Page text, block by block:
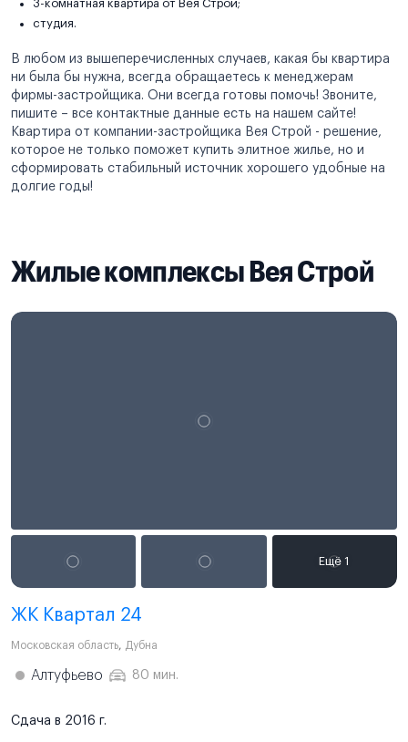
3-комнатная квартира от Вея Строй;
студия.
В любом из вышеперечисленных случаев, какая бы квартира
ни была бы нужна, всегда обращаетесь к менеджерам
фирмы-застройщика. Они всегда готовы помочь! Звоните,
пишите – все контактные данные есть на нашем сайте!
Квартира от компании-застройщика Вея Строй - решение,
которое не только поможет купить элитное жилье, но и
сформировать стабильный источник хорошего удобные на
долгие годы!
Жилые комплексы Вея Строй
ЖК Квартал 24
Московская область, Дубна
Алтуфьево 80 мин.
Сдача в 2016 г.